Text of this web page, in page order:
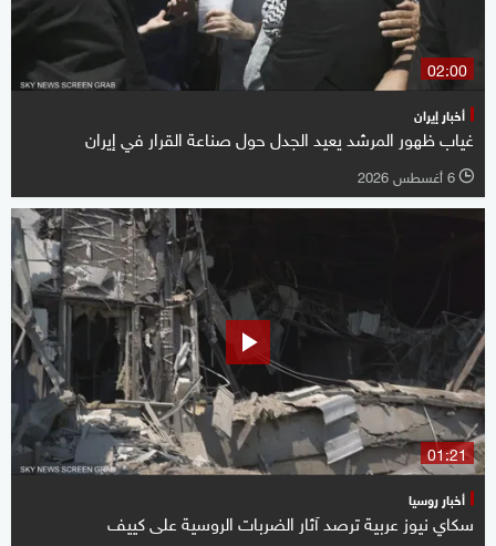
02:00
أخبار إيران
غياب ظهور المرشد يعيد الجدل حول صناعة القرار في إيران
l 6 أغسطس 2026
01:21
أخبار روسيا
سكاي نيوز عربية ترصد آثار الضربات الروسية على كييف